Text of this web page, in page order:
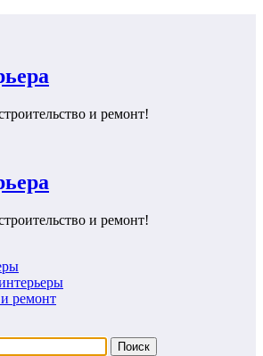
и ремонт!
и ремонт!
ремонт